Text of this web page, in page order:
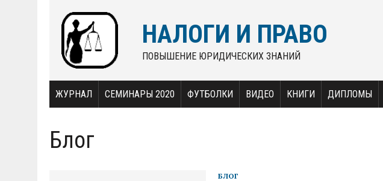
НАЛОГИ И ПРАВО
ПОВЫШЕНИЕ ЮРИДИЧЕСКИХ ЗНАНИЙ
ЖУРНАЛ СЕМИНАРЫ 2020 ФУТБОЛКИ ВИДЕО КНИГИ ДИПЛОМЫ
Блог
БЛОГ